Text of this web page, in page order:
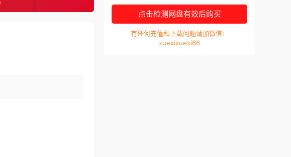
点击检测网盘有效后购买
有任何充值和下载问题请加微信：
xuexixuexi66